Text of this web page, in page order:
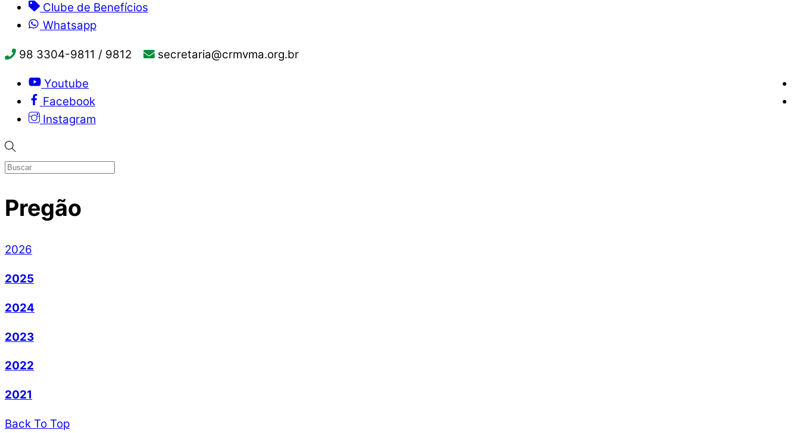
Clube de Benefícios
Whatsapp
98 3304-9811 / 9812 secretaria@crmvma.org.br
Youtube
Facebook
Instagram
Pregão
2026
2025
2024
2023
2022
2021
Back To Top